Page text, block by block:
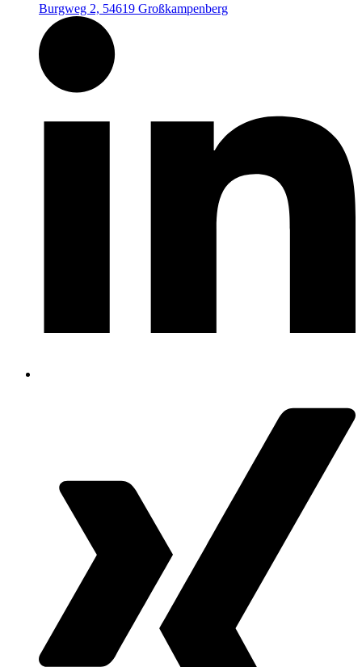
Burgweg 2, 54619 Großkampenberg